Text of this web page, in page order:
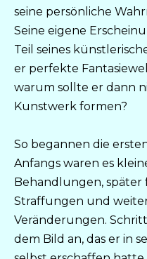
seine persönliche
Seine eigene
Teil seines
er perfekte
warum sollte er dann
Kunstwerk formen?
So begannen die
Anfangs waren es
Behandlungen,
Straffungen und
Veränderungen.
dem Bild an, das er in